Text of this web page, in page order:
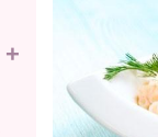
+